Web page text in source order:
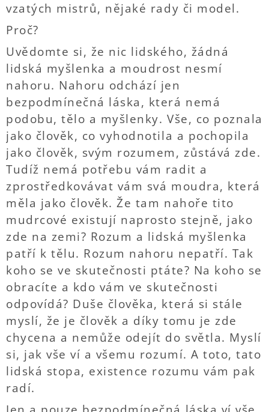
vzatých mistrů, nějaké rady či model.
Proč?
Uvědomte si, že nic lidského, žádná
lidská myšlenka a moudrost nesmí
nahoru. Nahoru odchází jen
bezpodmínečná láska, která nemá
podobu, tělo a myšlenky. Vše, co poznala
jako člověk, co vyhodnotila a pochopila
jako člověk, svým rozumem, zůstává zde.
Tudíž nemá potřebu vám radit a
zprostředkovávat vám svá moudra, která
měla jako člověk. Že tam nahoře tito
mudrcové existují naprosto stejně, jako
zde na zemi? Rozum a lidská myšlenka
patří k tělu. Rozum nahoru nepatří. Tak
koho se ve skutečnosti ptáte? Na koho se
obracíte a kdo vám ve skutečnosti
odpovídá? Duše člověka, která si stále
myslí, že je člověk a díky tomu je zde
chycena a nemůže odejít do světla. Myslí
si, jak vše ví a všemu rozumí. A toto, tato
lidská stopa, existence rozumu vám pak
radí.